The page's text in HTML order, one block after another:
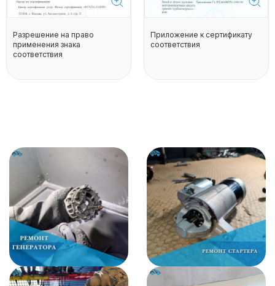
Разрешение на право
применения знака
соответствия
Приложение к сертификату
соответствия